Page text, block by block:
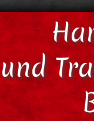
und